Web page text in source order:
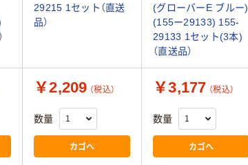
29215 1セット（直送
品）
(グローバーE ブルー)
(155ー29133) 155-
29133 1セット(3本)
（直送品）
￥2,209 （税込）
数量
カゴへ
￥3,177 （税込）
数量
カゴへ